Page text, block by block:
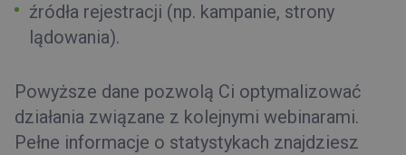
źródła rejestracji (np. kampanie, strony
lądowania).
Powyższe dane pozwolą Ci optymalizować
działania związane z kolejnymi webinarami.
Pełne informacje o statystykach znajdziesz